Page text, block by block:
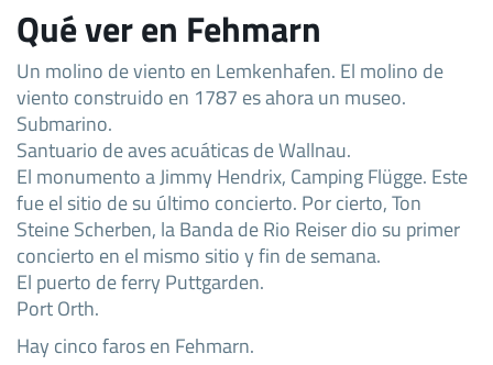
Qué ver en Fehmarn
Un molino de viento en Lemkenhafen. El molino de
viento construido en 1787 es ahora un museo.
Submarino.
Santuario de aves acuáticas de Wallnau.
El monumento a Jimmy Hendrix, Camping Flügge. Este
fue el sitio de su último concierto. Por cierto, Ton
Steine Scherben, la Banda de Rio Reiser dio su primer
concierto en el mismo sitio y fin de semana.
El puerto de ferry Puttgarden.
Port Orth.
Hay cinco faros en Fehmarn.